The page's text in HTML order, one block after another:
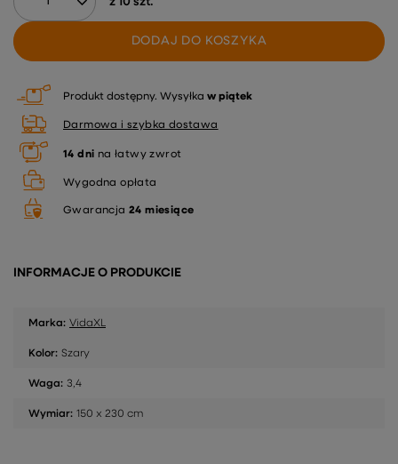
DODAJ DO KOSZYKA
Produkt dostępny Wysyłka w piątek
Darmowa i szybka dostawa
14 dni na łatwy zwrot
Wygodna opłata
Gwarancja 24 miesiące
INFORMACJE O PRODUKCIE
Marka: VidaXL
Kolor: Szary
Waga: 3,4
Wymiar: 150 x 230 cm